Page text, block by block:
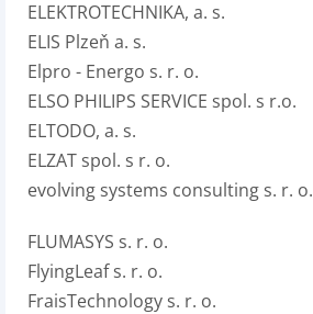
ELEKTROTECHNIKA, a. s.
ELIS Plzeň a. s.
Elpro - Energo s. r. o.
ELSO PHILIPS SERVICE spol. s r.o.
ELTODO, a. s.
ELZAT spol. s r. o.
evolving systems consulting s. r. o.
FLUMASYS s. r. o.
FlyingLeaf s. r. o.
FraisTechnology s. r. o.